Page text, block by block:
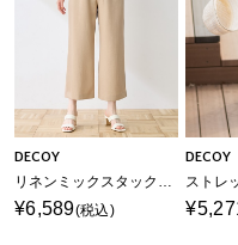
DECOY
リネンミックスタックワイドパンツ【接触冷感・後ろウエストゴム】
¥6,589(税込)
DECOY